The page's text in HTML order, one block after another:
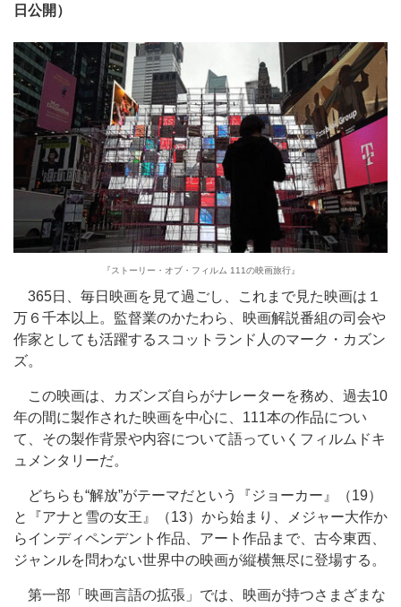
日公開）
『ストーリー・オブ・フィルム 111の映画旅行』
365日、毎日映画を見て過ごし、これまで見た映画は１
万６千本以上。監督業のかたわら、映画解説番組の司会や
作家としても活躍するスコットランド人のマーク・カズン
ズ。
この映画は、カズンズ自らがナレーターを務め、過去10
年の間に製作された映画を中心に、111本の作品につい
て、その製作背景や内容について語っていくフィルムドキ
ュメンタリーだ。
どちらも“解放”がテーマだという『ジョーカー』（19）
と『アナと雪の女王』（13）から始まり、メジャー大作か
らインディペンデント作品、アート作品まで、古今東西、
ジャンルを問わない世界中の映画が縦横無尽に登場する。
第一部「映画言語の拡張」では、映画が持つさまざまな